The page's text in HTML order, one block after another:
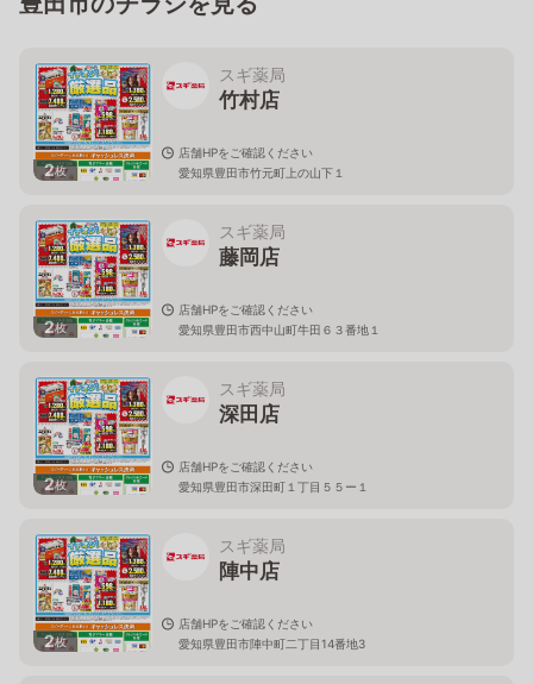
2枚
スギ薬局
竹村店
店舗HPをご確認ください
愛知県豊田市竹元町上の山下１
2枚
スギ薬局
藤岡店
店舗HPをご確認ください
愛知県豊田市西中山町牛田６３番地１
2枚
スギ薬局
深田店
店舗HPをご確認ください
愛知県豊田市深田町１丁目５５ー１
2枚
スギ薬局
陣中店
店舗HPをご確認ください
愛知県豊田市陣中町二丁目14番地3